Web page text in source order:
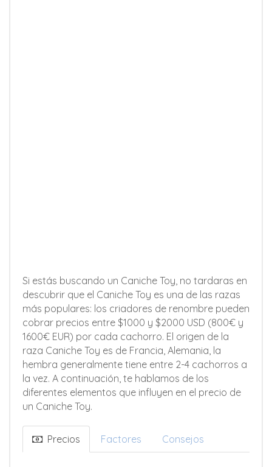
Si estás buscando un Caniche Toy, no tardaras en
descubrir que el Caniche Toy es una de las razas
más populares: los criadores de renombre pueden
cobrar precios entre $1000 y $2000 USD (800€ y
1600€ EUR) por cada cachorro. El origen de la
raza Caniche Toy es de Francia, Alemania, la
hembra generalmente tiene entre 2-4 cachorros a
la vez. A continuación, te hablamos de los
diferentes elementos que influyen en el precio de
un Caniche Toy.
Precios Factores Consejos